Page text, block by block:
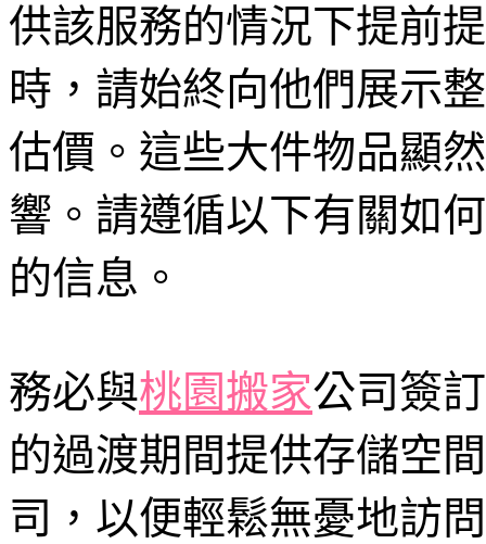
供該服務的情況下提前
時，請始終向他們展示
估價。這些大件物品顯
響。請遵循以下有關如
的信息。
務必與桃園搬家公司簽
的過渡期間提供存儲空
司，以便輕鬆無憂地訪